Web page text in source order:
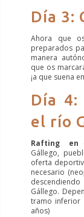
Día 3:
Ahora que
preparados
manera
que os
¡a que suena
Día
el río
Rafting en
Gállego,
oferta
necesario
Gállego.
tramo inferior
años)